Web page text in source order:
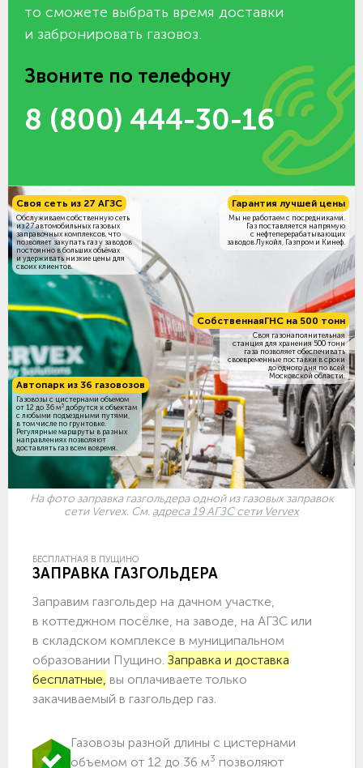
то сможете выбрать время доставки
и забронировать газовоз.
Звоните по телефону
8 (800) 444-30-16
СобственнаяГНС на 500 тонн
Своя газонаполнительная
станция для хранения 500 тонн
газа позволяет обеспечивать
своевременные поставки в сроки
до одного дня по всей
Московской области.
Своя сеть из 27 АГЗС
Обслуживаем собственную сеть
из 27 автомобильных газовых
заправочных комплексов, что
позволяет закупать газ у заводов
постоянно в больших объёмах
и удерживать низкие цены для
своих клиентов.
Гарантия лучшей цены
Мы не работаем с посредниками.
Газ поставляется напрямую
с нефтеперерабатывающих
заводов Лукойл, Газпром и Кинеф.
Автопарк из 36 газовозов
Газовозы с цистернами объемом
от 12 до 36 м3 добрутся к объектам
c любыми подъездными путями,
в том числе по грунтовке.
Регулярные маршруты в разных
направлениях позволяют
доставлять газ всем вовремя.
На фото заправка газгольдера одной из газовых заправок
сети Vervex. См. адреса 19 АГЗС сети Vervex
БЕСПЛАТНАЯ В ПУЩИНО
ЗАПРАВКА ГАЗГОЛЬДЕРА
Заправим газгольдер на дачном участке,
в коттеджном посёлке, на заводе, на АГЗС или
в складском комплексе в муниципальном
образовании Пущино. Заправка и доставка
бесплатные, вы оплачиваете только
закачиваемый в газгольдер газ.
Газовозы разной длины с цистернами
объемом от 12 до 36 м3 позволяют